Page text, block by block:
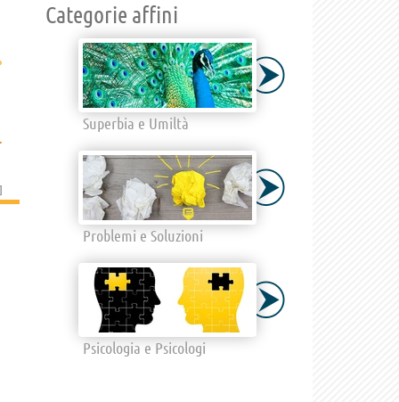
]
Categorie affini
Superbia e Umiltà
Problemi e Soluzioni
Psicologia e Psicologi